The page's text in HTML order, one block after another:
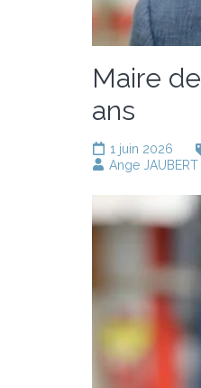
Maire
ans
1 juin 2026
Ange JAUBERT